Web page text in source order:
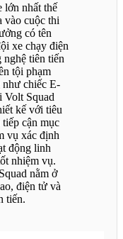
lớn nhất thế
vào cuộc thi
có tên
xe chạy điện
tiên tiến
tội phạm
như chiếc E-
Volt Squad
kế với tiêu
cận mục
vụ xác định
động linh
nhiệm vụ.
nằm ở
điện tử và
tiến.